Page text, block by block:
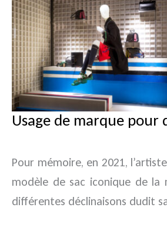
Usage de marque pour
Pour mémoire, en 2021,
modèle de sac iconique de la
différentes déclinaisons dudit